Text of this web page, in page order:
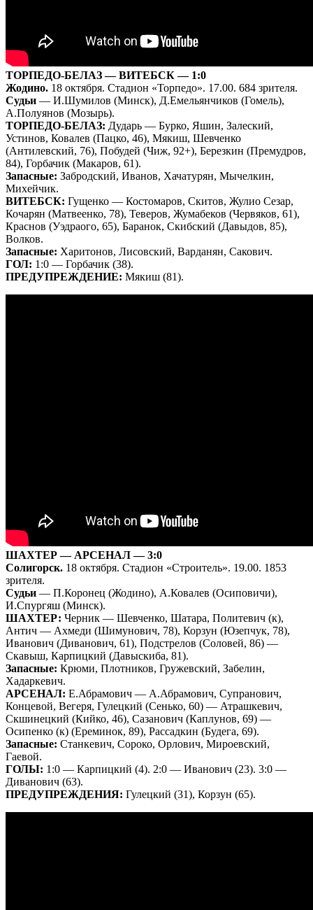
ТОРПЕДО-БЕЛАЗ — ВИТЕБСК — 1:0
Жодино. 18 октября. Стадион «Торпедо». 17.00. 684 зрителя.
Судьи — И.Шумилов (Минск), Д.Емельянчиков (Гомель),
А.Полуянов (Мозырь).
ТОРПЕДО-БЕЛАЗ: Дударь — Бурко, Яшин, Залеский,
Устинов, Ковалев (Пацко, 46), Мякиш, Шевченко
(Антилевский, 76), Побудей (Чиж, 92+), Березкин (Премудров,
84), Горбачик (Макаров, 61).
Запасные: Забродский, Иванов, Хачатурян, Мычелкин,
Михейчик.
ВИТЕБСК: Гущенко — Костомаров, Скитов, Жулио Сезар,
Кочарян (Матвеенко, 78), Теверов, Жумабеков (Червяков, 61),
Краснов (Уэдраого, 65), Баранок, Скибский (Давыдов, 85),
Волков.
Запасные: Харитонов, Лисовский, Варданян, Сакович.
ГОЛ: 1:0 — Горбачик (38).
ПРЕДУПРЕЖДЕНИЕ: Мякиш (81).
ШАХТЕР — АРСЕНАЛ — 3:0
Солигорск. 18 октября. Стадион «Строитель». 19.00. 1853
зрителя.
Судьи — П.Коронец (Жодино), А.Ковалев (Осиповичи),
И.Спургяш (Минск).
ШАХТЕР: Черник — Шевченко, Шатара, Политевич (к),
Антич — Ахмеди (Шимунович, 78), Корзун (Юзепчук, 78),
Иванович (Диванович, 61), Подстрелов (Соловей, 86) —
Скавыш, Карпицкий (Давыскиба, 81).
Запасные: Крюми, Плотников, Гружевский, Забелин,
Хадаркевич.
АРСЕНАЛ: Е.Абрамович — А.Абрамович, Супранович,
Концевой, Вегеря, Гулецкий (Сенько, 60) — Атрашкевич,
Скшинецкий (Кийко, 46), Сазанович (Каплунов, 69) —
Осипенко (к) (Ереминок, 89), Рассадкин (Будега, 69).
Запасные: Станкевич, Сороко, Орлович, Мироевский,
Гаевой.
ГОЛЫ: 1:0 — Карпицкий (4). 2:0 — Иванович (23). 3:0 —
Диванович (63).
ПРЕДУПРЕЖДЕНИЯ: Гулецкий (31), Корзун (65).